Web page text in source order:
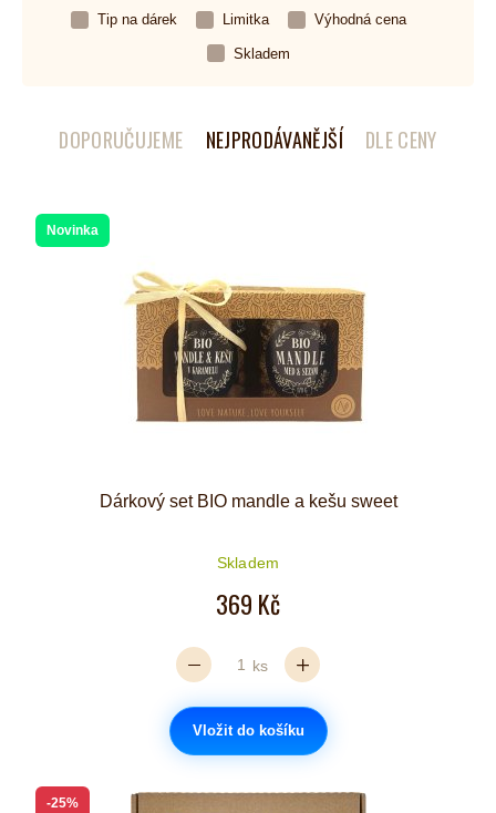
Tip na dárek Limitka Výhodná cena
Skladem
DOPORUČUJEME NEJPRODÁVANĚJŠÍ DLE CENY
Novinka
Dárkový set BIO mandle a kešu sweet
Skladem
369 Kč
ks
Vložit do košíku
-25%